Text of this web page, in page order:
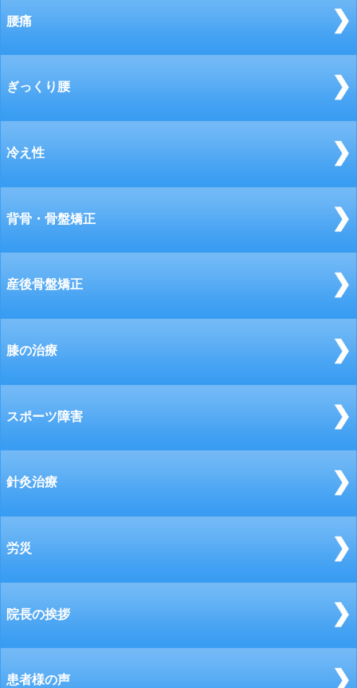
腰痛
ぎっくり腰
冷え性
背骨・骨盤矯正
産後骨盤矯正
膝の治療
スポーツ障害
針灸治療
労災
院長の挨拶
患者様の声